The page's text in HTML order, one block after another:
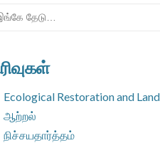
Ecological Restoration and
ஆற்றல்
நிச்சயதார்த்தம்